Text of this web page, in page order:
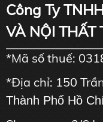
Công Ty
VÀ NỘI THẤT
*Mã số thuế:
*Địa chỉ: 150
Thành Phố Hồ